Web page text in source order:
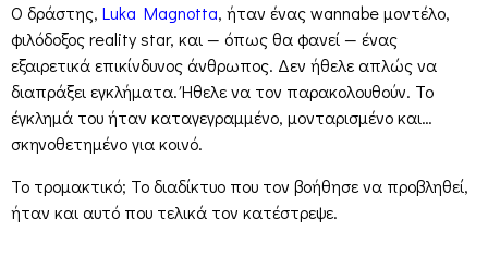
Ο δράστης, Luka Magnotta, ήταν ένας wannabe μοντέλο,
φιλόδοξος reality star, και — όπως θα φανεί — ένας
εξαιρετικά επικίνδυνος άνθρωπος. Δεν ήθελε απλώς να
διαπράξει εγκλήματα. Ήθελε να τον παρακολουθούν. Το
έγκλημά του ήταν καταγεγραμμένο, μονταρισμένο και…
σκηνοθετημένο για κοινό.
Το τρομακτικό; Το διαδίκτυο που τον βοήθησε να προβληθεί,
ήταν και αυτό που τελικά τον κατέστρεψε.